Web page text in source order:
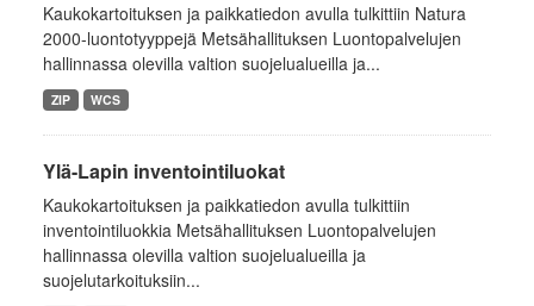
Kaukokartoituksen ja paikkatiedon avulla tulkittiin Natura
2000-luontotyyppejä Metsähallituksen Luontopalvelujen
hallinnassa olevilla valtion suojelualueilla ja...
ZIP WCS
Ylä-Lapin inventointiluokat
Kaukokartoituksen ja paikkatiedon avulla tulkittiin
inventointiluokkia Metsähallituksen Luontopalvelujen
hallinnassa olevilla valtion suojelualueilla ja
suojelutarkoituksiin...